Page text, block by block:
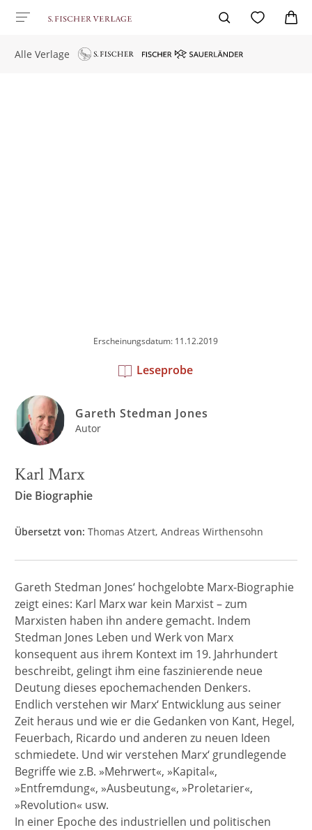
Alle Verlage
Erscheinungsdatum: 11.12.2019
Leseprobe
Gareth Stedman Jones
Autor
Karl Marx
Die Biographie
Übersetzt von: Thomas Atzert Andreas Wirthensohn
Gareth Stedman Jones‘ hochgelobte Marx-Biographie
zeigt eines: Karl Marx war kein Marxist – zum
Marxisten haben ihn andere gemacht. Indem
Stedman Jones Leben und Werk von Marx
konsequent aus ihrem Kontext im 19. Jahrhundert
beschreibt, gelingt ihm eine faszinierende neue
Deutung dieses epochemachenden Denkers.
Endlich verstehen wir Marx‘ Entwicklung aus seiner
Zeit heraus und wie er die Gedanken von Kant, Hegel,
Feuerbach, Ricardo und anderen zu neuen Ideen
schmiedete. Und wir verstehen Marx‘ grundlegende
Begriffe wie z.B. »Mehrwert«, »Kapital«,
»Entfremdung«, »Ausbeutung«, »Proletarier«,
»Revolution« usw.
In einer Epoche des industriellen und politischen